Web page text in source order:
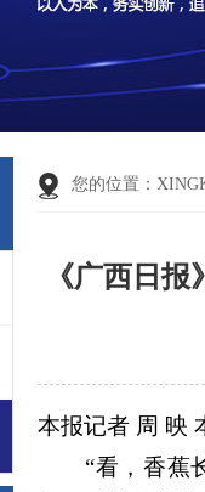
您的位置：
《广西日
本报记者 周 映
“看，香蕉长